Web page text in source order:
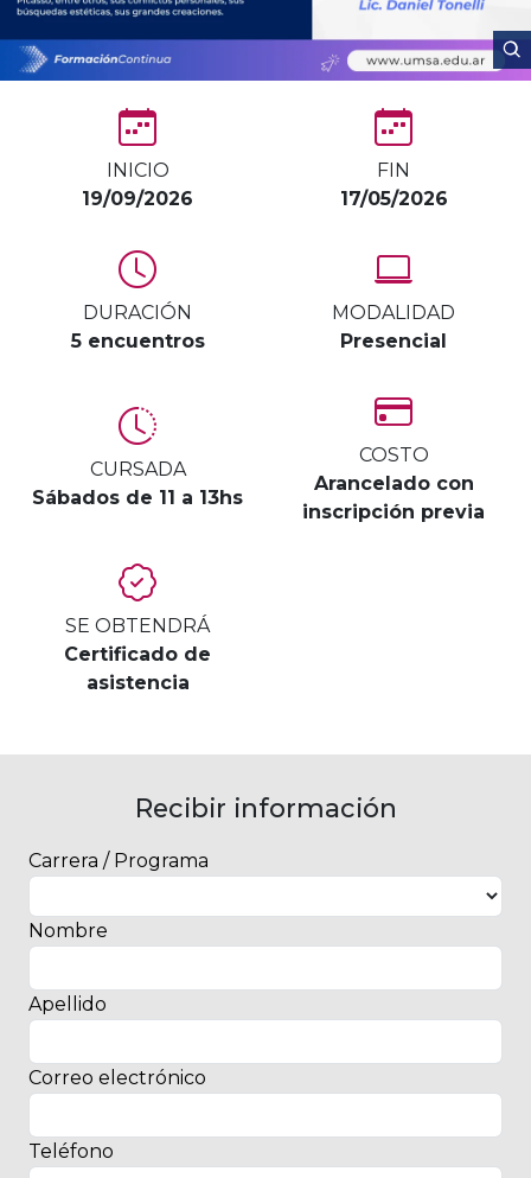
INICIO
19/09/2026
FIN
17/05/2026
DURACIÓN
5 encuentros
MODALIDAD
Presencial
CURSADA
Sábados de 11 a 13hs
COSTO
Arancelado con
inscripción previa
SE OBTENDRÁ
Certificado de
asistencia
Recibir información
Carrera / Programa
Nombre
Apellido
Correo electrónico
Teléfono